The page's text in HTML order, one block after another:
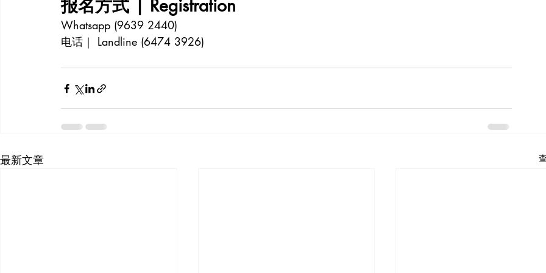
报名方式 | Registration
Whatsapp (9639 2440)
电话｜ Landline (6474 3926)
最新文章